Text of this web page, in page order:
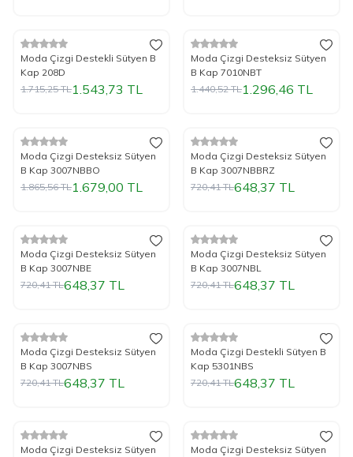
%10İndirim
Yeni
Moda Çizgi Destekli Sütyen B
Kap 208D
1.715,25TL1.543,73 TL
%10İndirim
Yeni
Moda Çizgi Desteksiz Sütyen
B Kap 7010NBT
1.440,52TL1.296,46 TL
%10İndirim
Yeni
Moda Çizgi Desteksiz Sütyen
B Kap 3007NBBO
1.865,56TL1.679,00 TL
%10İndirim
Yeni
Moda Çizgi Desteksiz Sütyen
B Kap 3007NBBRZ
720,41TL648,37 TL
%10İndirim
Yeni
Moda Çizgi Desteksiz Sütyen
B Kap 3007NBE
720,41TL648,37 TL
%10İndirim
Yeni
Moda Çizgi Desteksiz Sütyen
B Kap 3007NBL
720,41TL648,37 TL
%10İndirim
Yeni
Moda Çizgi Desteksiz Sütyen
B Kap 3007NBS
720,41TL648,37 TL
%10İndirim
Yeni
Moda Çizgi Destekli Sütyen B
Kap 5301NBS
720,41TL648,37 TL
%10İndirim
Yeni
Moda Çizgi Desteksiz Sütyen
%10İndirim
Yeni
Moda Çizgi Desteksiz Sütyen